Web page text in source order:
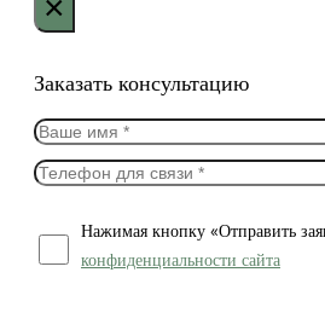
Заказать консультацию
Нажимая кнопку «Отправить
конфиденциальности сайта